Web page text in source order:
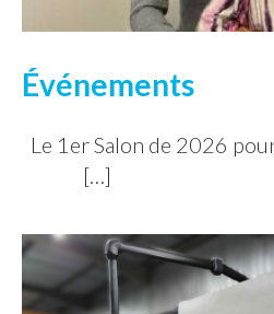
Événements
Le 1er Salon de 2026
[…]